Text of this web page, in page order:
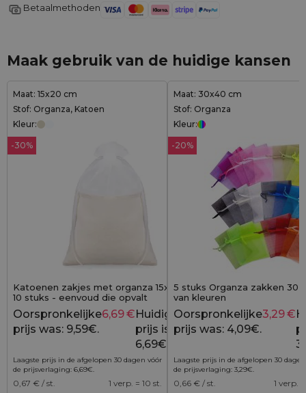
Betaalmethoden
Maak gebruik van de huidige kansen
Maat: 15x20 cm
Stof: Organza, Katoen
Kleur:
-30%
Katoenen zakjes met organza 15x20 cm -
10 stuks - eenvoud die opvalt
9,59 €
Oorspronkelijke
prijs was: 9,59€.
6,69€Huidige
prijs is:
6,69€.
Laagste prijs in de afgelopen 30 dagen vóór
de prijsverlaging: 6,69€.
0,67 € / st. 1 verp. = 10 st.
Maat: 30x40 cm
Stof: Organza
Kleur:
-20%
5 stuks Organza zakken 30
van kleuren
Oorspronkelijke
prijs was: 4,09€.
3,29€
Laagste prijs in de afgelopen 30
de prijsverlaging: 3,29€.
0,66 € / st. 1 verp.